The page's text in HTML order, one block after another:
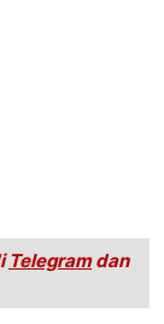
Telegramdan